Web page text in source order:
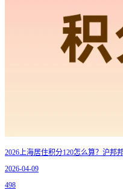
2026上海居住积分120怎么算？沪邦
2026-04-09
498